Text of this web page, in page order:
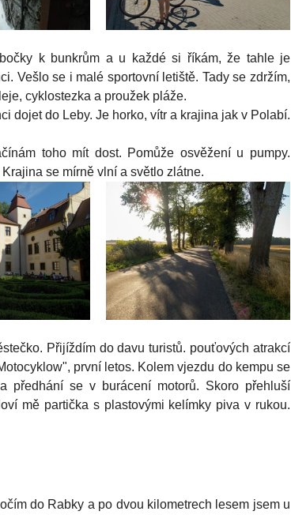
k bunkrům a u každé si říkám, že tahle je
Vešlo se i malé sportovní letiště. Tady se zdržím,
cyklostezka a proužek pláže.
dojet do Leby. Je horko, vítr a krajina jak v Polabí.
toho mít dost. Pomůže osvěžení u pumpy.
se mírně vlní a světlo zlátne.
Přijíždím do davu turistů. pouťových atrakcí
první letos. Kolem vjezdu do kempu se
předhání se v burácení motorů. Skoro přehluší
mě partička s plastovými kelímky piva v rukou.
do Rabky a po dvou kilometrech lesem jsem u